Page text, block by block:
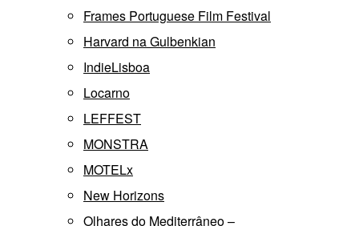
Frames Portuguese Film Festival
Harvard na Gulbenkian
IndieLisboa
Locarno
LEFFEST
MONSTRA
MOTELx
New Horizons
Olhares do Mediterrâneo –